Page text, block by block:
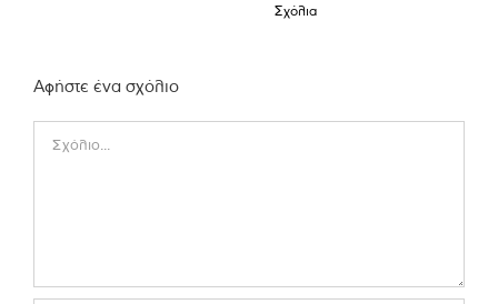
Σχόλια
Αφήστε ένα σχόλιο